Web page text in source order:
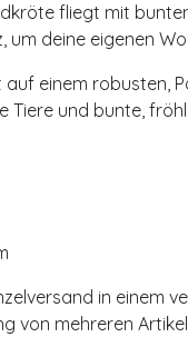
fliegt mit
um deine eigenen
auf einem robusten,
Tiere und bunte,
in einem
von mehreren